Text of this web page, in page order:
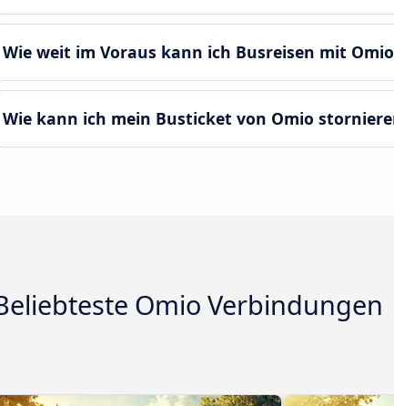
Wie weit im Voraus kann ich Busreisen mit
Wie kann ich mein Busticket von Omio
Omio Verbindungen